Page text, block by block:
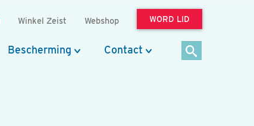
Winkel Zeist Webshop WORD LID
Bescherming Contact